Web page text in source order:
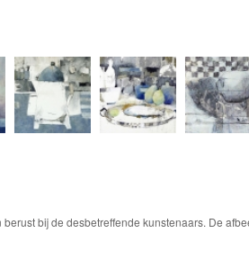
bij de desbetreffende kunstenaars. De